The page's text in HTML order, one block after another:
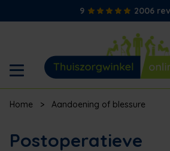
9 2006
Home > Aandoening of blessure
Postoperatieve